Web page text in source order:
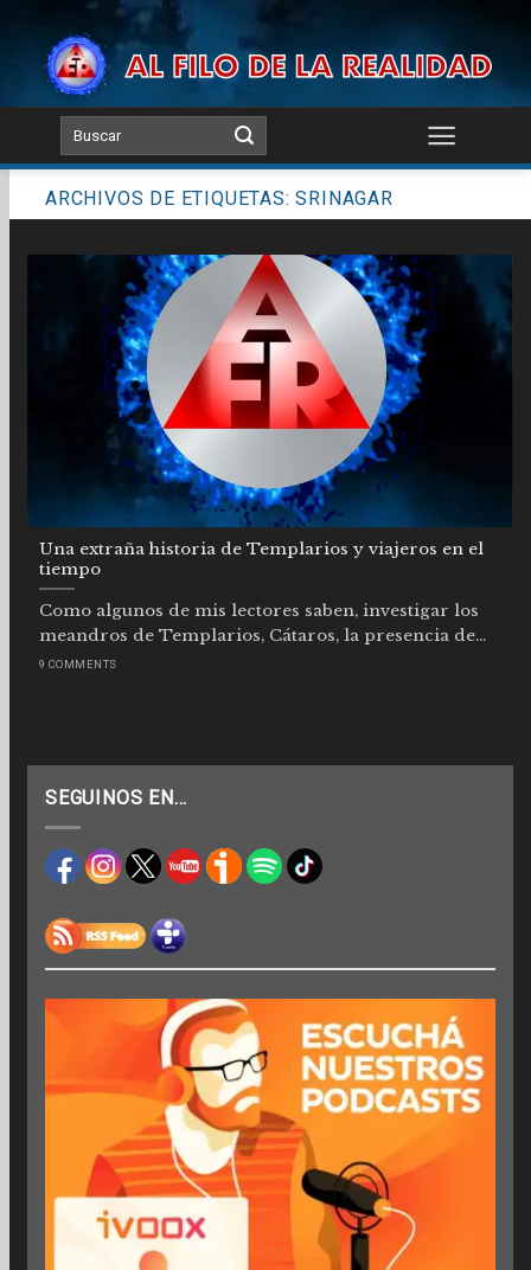
content
ARCHIVOS DE ETIQUETAS:SRINAGAR
Una extraña historia de Templarios y viajeros en el
tiempo
Como algunos de mis lectores saben, investigar los
meandros de Templarios, Cátaros, la presencia de...
9 COMMENTS
SEGUINOS EN…